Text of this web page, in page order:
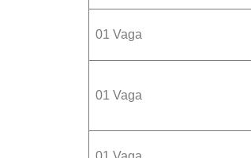
01 Vaga
01 Vaga